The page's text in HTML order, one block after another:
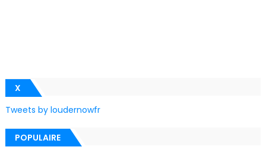
X
Tweets by loudernowfr
POPULAIRE